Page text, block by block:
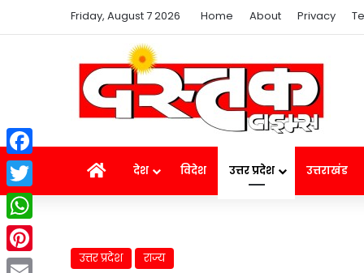
Friday, August 7 2026 Home About Privacy
Homeदेश विदेश उत्तर प्रदेश उत्तराखंड
उत्तर प्रदेश राज्य
Facebook
Twitter
WhatsApp
Pinterest